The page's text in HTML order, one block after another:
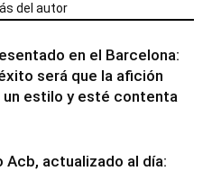
del autor
en el Barcelona:
será que la afición
estilo y esté contenta
Acb, actualizado al día: